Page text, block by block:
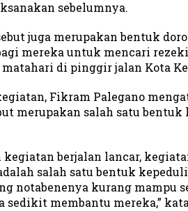
sebelumnya.
juga merupakan bentuk
mereka untuk mencari
di pinggir jalan Kota
Fikram Palegano
merupakan salah satu bentuk
berjalan lancar,
salah satu bentuk
notabenenya kurang mampu
sedikit membantu mereka,”